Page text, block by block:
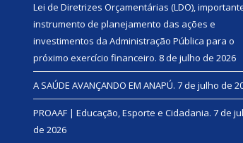
Lei de Diretrizes Orçamentárias (LDO),
instrumento de planejamento das ações e
investimentos da Administração Pública para o
próximo exercício financeiro. 8 de julho de 2026
A SAÚDE AVANÇANDO EM ANAPÚ. 7 de julho de
PROAAF | Educação, Esporte e Cidadania. 7 de
de 2026